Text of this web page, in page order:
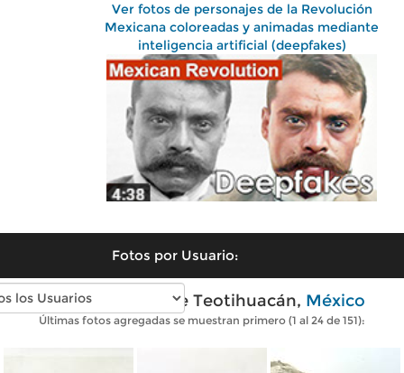
Ver fotos de personajes de la Revolución
Mexicana coloreadas y animadas mediante
inteligencia artificial (deepfakes)
Fotos por Usuario:
Fotos antiguas de Teotihuacán, México
Últimas fotos agregadas se muestran primero (1 al 24 de 151):